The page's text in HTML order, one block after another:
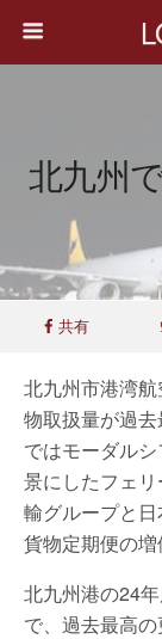
北九州
共有
北九州市港湾
物取扱量が過
ではモーダル
景にしたフェ
輸グループと
貨物定期便の増
北九州港の24
で、過去最高